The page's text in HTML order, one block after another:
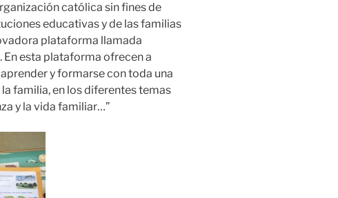
católica sin fines de
educativas y de las familias
plataforma llamada
En esta plataforma ofrecen a
y formarse con toda una
familia, en los diferentes temas
y la vida familiar…”